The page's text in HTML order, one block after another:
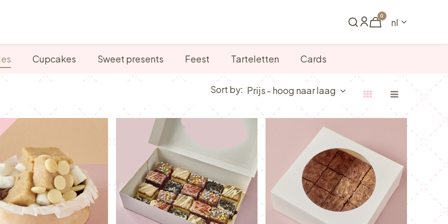
0
nl
Cupcakes Sweet presents Feest Tarteletten Cards
Sort by: Prijs - hoog naar laag